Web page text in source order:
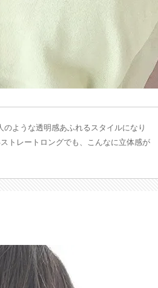
ような透明感あふれるスタイルになり
トレートロングでも、こんなに立体感が